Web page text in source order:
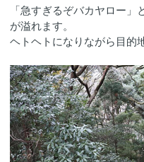
「急すぎるぞバカヤロー
が溢れます。
ヘトヘトになりながら目的